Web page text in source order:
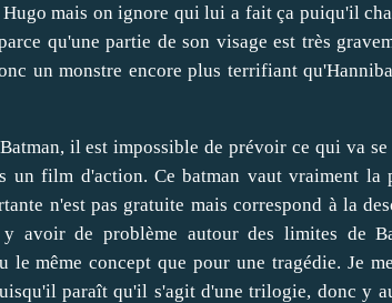
mais on ignore qui lui a fait ça puiqu'il
qu'une partie de son visage est très
un monstre encore plus terrifiant
il est impossible de prévoir ce qui va
un film d'action. Ce batman vaut vraiment
n'est pas gratuite mais correspond à la
avoir de problème autour des limites de
le même concept que pour une tragédie. Je
paraît qu'il s'agit d'une trilogie, donc y